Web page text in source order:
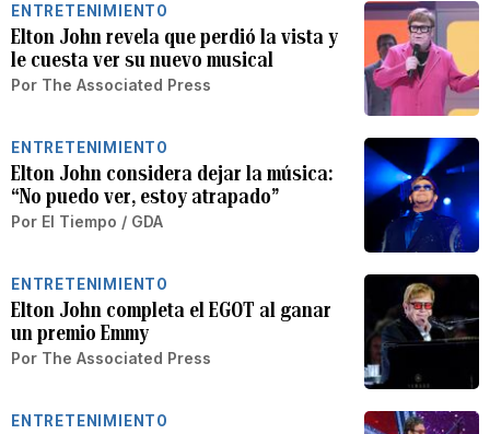
ENTRETENIMIENTO
Elton John revela que perdió la vista y
le cuesta ver su nuevo musical
Por The Associated Press
ENTRETENIMIENTO
Elton John considera dejar la música:
“No puedo ver, estoy atrapado”
Por El Tiempo / GDA
ENTRETENIMIENTO
Elton John completa el EGOT al ganar
un premio Emmy
Por The Associated Press
ENTRETENIMIENTO